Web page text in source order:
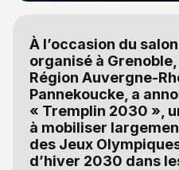
À l’occasion du
organisé à
Région Auvergne-
Pannekoucke, a
« Tremplin 2030 »,
à mobiliser
des Jeux
d’hiver 2030 dans